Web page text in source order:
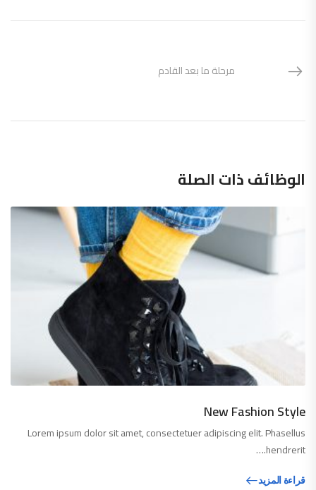
مرحلة ما بعد القادم
الوظائف ذات الصلة
New Fashion Style
Lorem ipsum dolor sit amet, consectetuer adipiscing elit. Phasellus
hendrerit.…
قراءة المزيد